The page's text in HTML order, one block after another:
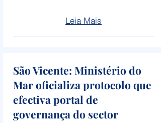
Leia Mais
São Vicente: Ministério do
Mar oficializa protocolo que
efectiva portal de
governança do sector